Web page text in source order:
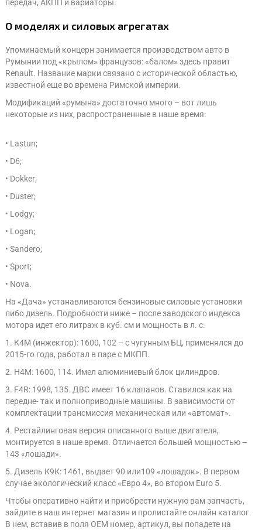
передач, АКПП и вариаторы.
О моделях и силовых агрегатах
Упоминаемый концерн занимается производством авто в
Румынии под «крылом» французов: «балом» здесь правит
Renault. Название марки связано с исторической областью,
известной еще во времена Римской империи.
Модификаций «румына» достаточно много – вот лишь
некоторые из них, распространенные в наше время:
• Lastun;
• D6;
• Dokker;
• Duster;
• Lodgy;
• Logan;
• Sandero;
• Sport;
• Nova.
На «Дача» устанавливаются бензиновые силовые установки
либо дизель. Подробности ниже – после заводского индекса
мотора идет его литраж в куб. см и мощность в л. с:
1. К4М (инжектор): 1600, 102 – с чугунным БЦ, применялся до
2015-го года, работал в паре с МКПП.
2. Н4М: 1600, 114. Имел алюминиевый блок цилиндров.
3. F4R: 1998, 135. ДВС имеет 16 клапанов. Ставился как на
передне- так и полноприводные машины. В зависимости от
комплектации трансмиссия механическая или «автомат».
4. Рестайлинговая версия описанного выше двигателя,
монтируется в наше время. Отличается большей мощностью –
143 «лошади».
5. Дизель К9К: 1461, выдает 90 или109 «лошадок». В первом
случае экологический класс «Евро 4», во втором Euro 5.
Чтобы оперативно найти и приобрести нужную вам запчасть,
зайдите в наш интернет магазин и пролистайте онлайн каталог.
В нем, вставив в поля OEM номер, артикул, вы попадете на